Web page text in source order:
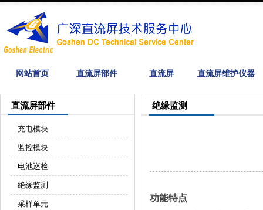
网站首页 直流屏部件 直流屏 直流屏维护仪器
直流屏部件
充电模块
监控模块
电池巡检
绝缘监测
采样单元
绝缘监测
功能特点